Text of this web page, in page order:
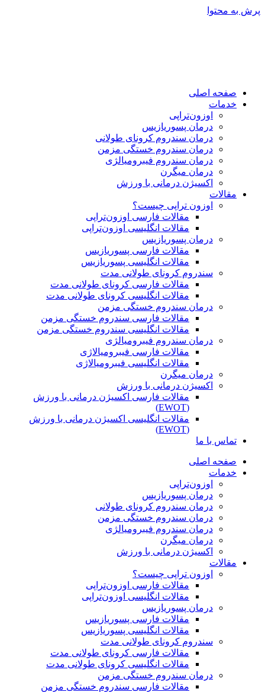
پرش به محتوا
صفحه اصلی
خدمات
اوزون‌تراپی
درمان پسوریازیس
درمان سندروم کرونای طولانی
درمان سندروم خستگی مزمن
درمان سندروم فیبرومیالژی
درمان میگرن
اکسیژن درمانی با ورزش
مقالات
اوزون تراپی چیست؟
مقالات فارسی اوزون‌تراپی
مقالات انگلیسی اوزون‌تراپی
درمان پسوریازیس
مقالات فارسی پسوریازیس
مقالات انگلیسی پسوریازیس
سندروم کرونای طولانی مدت
مقالات فارسی کرونای طولانی مدت
مقالات انگلیسی کرونای طولانی مدت
درمان سندروم خستگی مزمن
مقالات فارسی سندروم خستگی مزمن
مقالات انگلیسی سندروم خستگی مزمن
درمان سندروم فیبرومیالژی
مقالات فارسی فیبرومیالاژی
مقالات انگلیسی فیبرومیالاژی
درمان میگرن
اکسیژن درمانی با ورزش
مقالات فارسی اکسیژن درمانی با ورزش
(EWOT)
مقالات انگلیسی اکسیژن درمانی با ورزش
(EWOT)
تماس با ما
صفحه اصلی
خدمات
اوزون‌تراپی
درمان پسوریازیس
درمان سندروم کرونای طولانی
درمان سندروم خستگی مزمن
درمان سندروم فیبرومیالژی
درمان میگرن
اکسیژن درمانی با ورزش
مقالات
اوزون تراپی چیست؟
مقالات فارسی اوزون‌تراپی
مقالات انگلیسی اوزون‌تراپی
درمان پسوریازیس
مقالات فارسی پسوریازیس
مقالات انگلیسی پسوریازیس
سندروم کرونای طولانی مدت
مقالات فارسی کرونای طولانی مدت
مقالات انگلیسی کرونای طولانی مدت
درمان سندروم خستگی مزمن
مقالات فارسی سندروم خستگی مزمن